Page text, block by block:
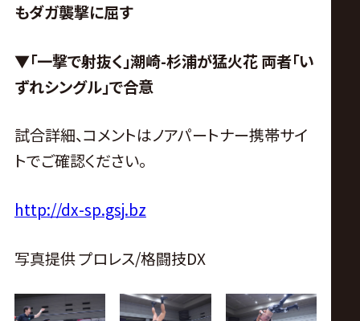
もダガ襲撃に屈す
▼「一撃で射抜く」潮崎-杉浦が猛火花 両者「い
ずれシングル」で合意
試合詳細、コメントはノアパートナー携帯サイ
トでご確認ください。
http://dx-sp.gsj.bz
写真提供 プロレス/格闘技DX